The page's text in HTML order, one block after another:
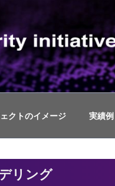
キュリテ
ーションテスト(TLPT)
クトのイメージ 実績例
リング